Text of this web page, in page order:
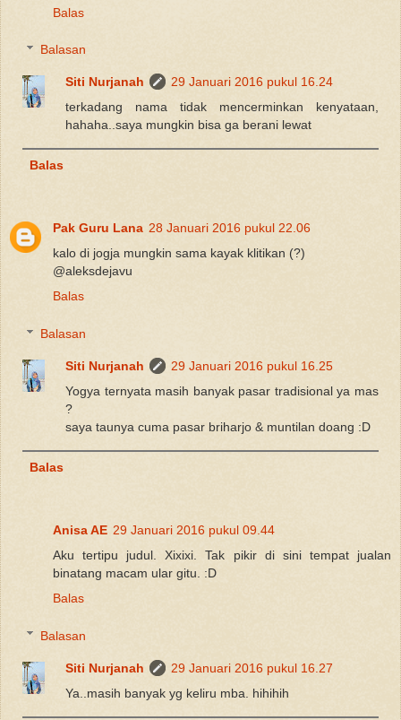
Balas
Balasan
Siti Nurjanah
29 Januari 2016 pukul 16.24
terkadang nama tidak mencerminkan kenyataan,
hahaha..saya mungkin bisa ga berani lewat
Balas
Pak Guru Lana 28 Januari 2016 pukul 22.06
kalo di jogja mungkin sama kayak klitikan (?)
@aleksdejavu
Balas
Balasan
Siti Nurjanah
29 Januari 2016 pukul 16.25
Yogya ternyata masih banyak pasar tradisional ya mas
?
saya taunya cuma pasar briharjo & muntilan doang :D
Balas
Anisa AE 29 Januari 2016 pukul 09.44
Aku tertipu judul. Xixixi. Tak pikir di sini tempat jualan
binatang macam ular gitu. :D
Balas
Balasan
Siti Nurjanah
29 Januari 2016 pukul 16.27
Ya..masih banyak yg keliru mba. hihihih